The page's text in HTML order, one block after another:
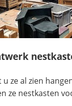
u ze al zien
ze nestkasten